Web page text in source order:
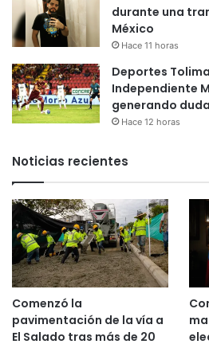
durante una
México
Hace 11 horas
Deportes
Independiente
generando
Hace 12 horas
Noticias recientes
Comenzó la
pavimentación de la vía a
El Salado tras más de 20